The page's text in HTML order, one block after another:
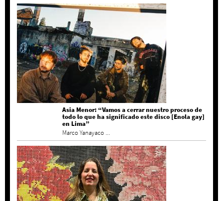
Asia Menor: “Vamos a cerrar nuestro proceso de
todo lo que ha significado este disco [Enola gay]
en Lima”
Marco Yanayaco ...